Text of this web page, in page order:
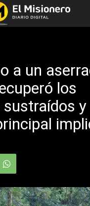
a un
los
y